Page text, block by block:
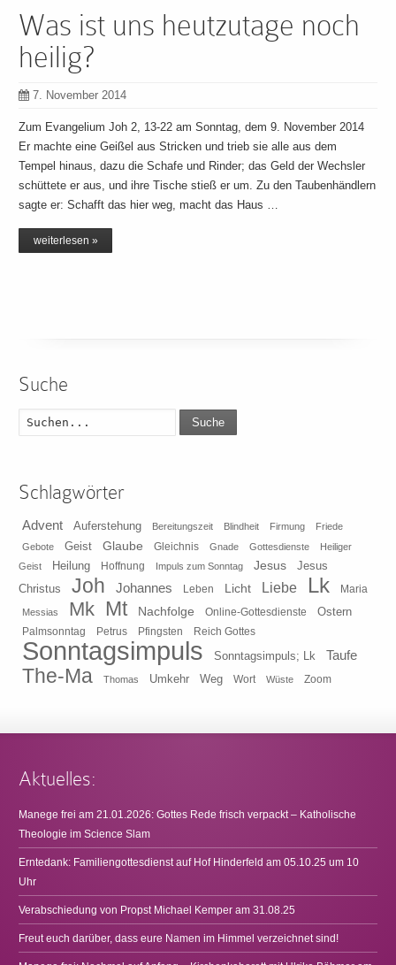
Was ist uns heutzutage noch
heilig?
7. November 2014
Zum Evangelium Joh 2, 13-22 am Sonntag, dem 9. November 2014
Er machte eine Geißel aus Stricken und trieb sie alle aus dem
Tempel hinaus, dazu die Schafe und Rinder; das Geld der Wechsler
schüttete er aus, und ihre Tische stieß er um. Zu den Taubenhändlern
sagte er: Schafft das hier weg, macht das Haus …
weiterlesen »
Suche
Suche
Schlagwörter
Advent Auferstehung Bereitungszeit Blindheit Firmung
Friede
Gebote
Geist Glaube Gleichnis Gnade Gottesdienste
Heiliger
Geist
Heilung Hoffnung Impuls zum Sonntag Jesus
Jesus
Christus
Joh Johannes Leben Licht Liebe Lk Maria
Messias Mk Mt Nachfolge Online-Gottesdienste Ostern
Palmsonntag Petrus Pfingsten Reich Gottes
Sonntagsimpuls Sonntagsimpuls; Lk Taufe
The-Ma Thomas Umkehr Weg Wort Wüste Zoom
Aktuelles:
Manege frei am 21.01.2026: Gottes Rede frisch verpackt – Katholische
Theologie im Science Slam
Erntedank: Familiengottesdienst auf Hof Hinderfeld am 05.10.25 um 10
Uhr
Verabschiedung von Propst Michael Kemper am 31.08.25
Freut euch darüber, dass eure Namen im Himmel verzeichnet sind!